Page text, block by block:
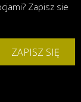
Zapisz sie
ZAPISZ SIĘ